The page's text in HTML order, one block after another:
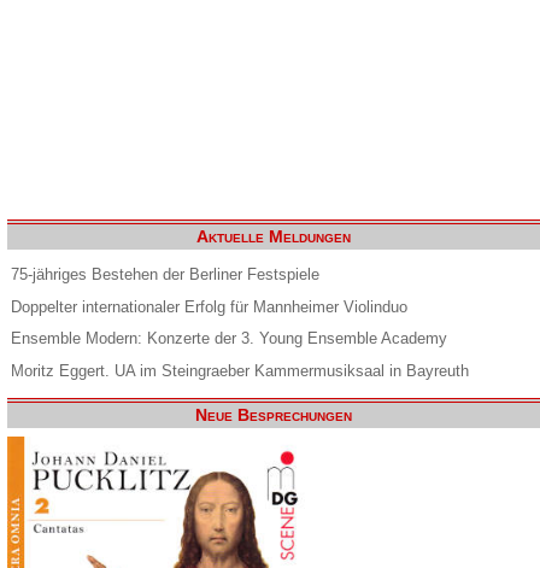
Aktuelle Meldungen
75-jähriges Bestehen der Berliner Festspiele
Doppelter internationaler Erfolg für Mannheimer Violinduo
Ensemble Modern: Konzerte der 3. Young Ensemble Academy
Moritz Eggert. UA im Steingraeber Kammermusiksaal in Bayreuth
Neue Besprechungen